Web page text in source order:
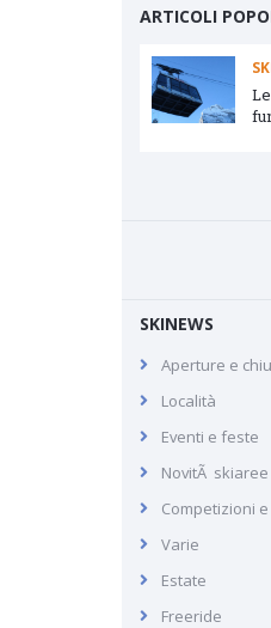
ARTICOLI
SKINEWS
Aperture e
Località
Eventi e feste
NovitÃ skiaree
Competizioni
Varie
Estate
Freeride